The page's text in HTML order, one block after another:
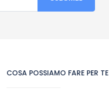
COSA POSSIAMO FARE PER TE